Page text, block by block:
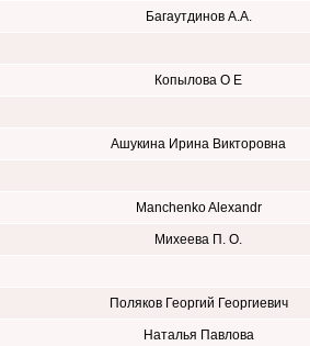
Багаутдинов А.А.
Копылова О Е
Ашукина Ирина Викторовна
Manchenko Alexandr
Михеева П. О.
Поляков Георгий Георгиевич
Наталья Павлова